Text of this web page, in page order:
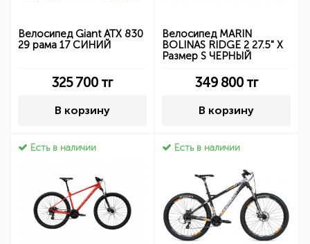
Велосипед Giant ATX 830
29 рама 17 СИНИЙ
325 700 тг
В корзину
Велосипед MARIN
BOLINAS RIDGE 2 27.5" X
Размер S ЧЕРНЫЙ
349 800тг
В корзину
Есть в наличии Есть в наличии